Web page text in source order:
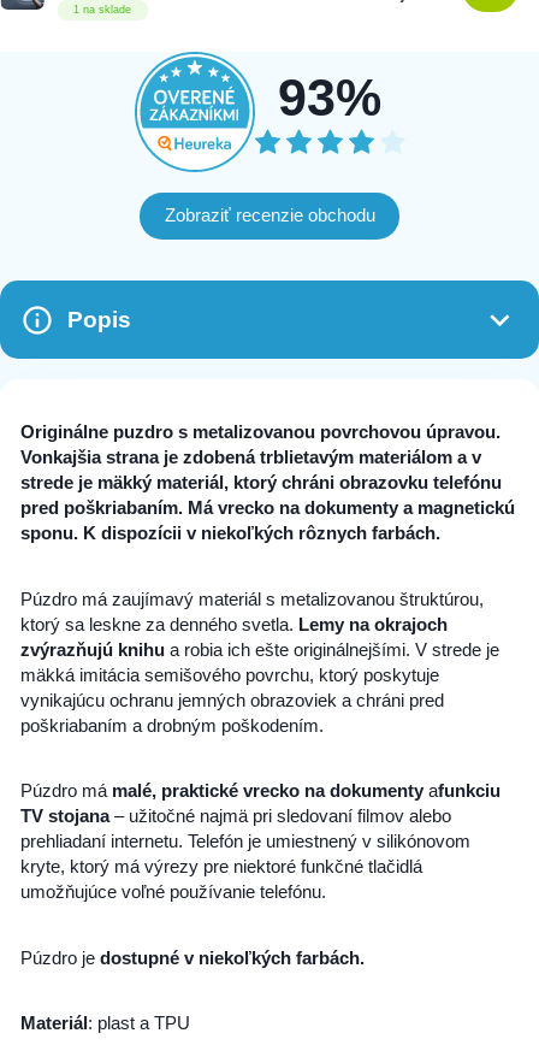
1 na sklade
93%
Zobraziť recenzie obchodu
Popis
Originálne puzdro s metalizovanou povrchovou úpravou.
Vonkajšia strana je zdobená trblietavým materiálom a v
strede je mäkký materiál, ktorý chráni obrazovku telefónu
pred poškriabaním. Má vrecko na dokumenty a magnetickú
sponu. K dispozícii v niekoľkých rôznych farbách.
Púzdro má zaujímavý materiál s metalizovanou štruktúrou,
ktorý sa leskne za denného svetla. Lemy na okrajoch
zvýrazňujú knihua robia ich ešte originálnejšími. V strede je
mäkká imitácia semišového povrchu, ktorý poskytuje
vynikajúcu ochranu jemných obrazoviek a chráni pred
poškriabaním a drobným poškodením.
Púzdro má malé, praktické vrecko na dokumentyafunkciu
TV stojana– užitočné najmä pri sledovaní filmov alebo
prehliadaní internetu. Telefón je umiestnený v silikónovom
kryte, ktorý má výrezy pre niektoré funkčné tlačidlá
umožňujúce voľné používanie telefónu.
Púzdro je dostupné v niekoľkých farbách.
Materiál: plast aTPU